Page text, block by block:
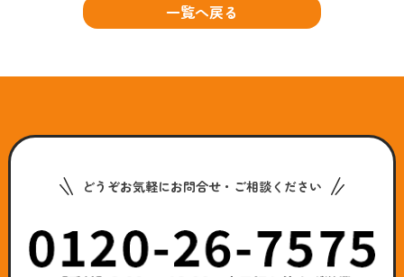
一覧へ戻る
どうぞお気軽にお問合せ・ご相談ください